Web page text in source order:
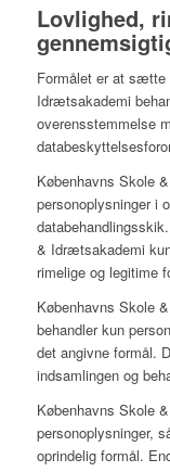
Lovlighed,
Formålet er at sætte
Idrætsakademi
overensstemmelse
Københavns Skole
personoplysninger i
& Idrætsakademi
rimelige og legitime
Københavns Skole
behandler kun
det angivne formål.
indsamlingen og
Københavns Skole
personoplysninger,
oprindelig formål.